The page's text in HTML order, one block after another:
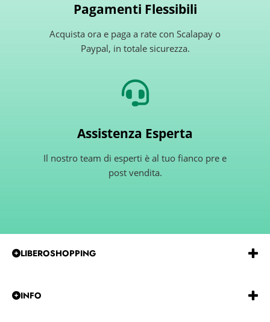
Pagamenti Flessibili
Acquista ora e paga a rate con Scalapay o
Paypal, in totale sicurezza.
Assistenza Esperta
Il nostro team di esperti è al tuo fianco pre e
post vendita.
LIBEROSHOPPING
REA:BA-585915
INFO